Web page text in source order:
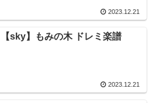
2023.12.21
【sky】もみの木 ドレミ楽譜
2023.12.21